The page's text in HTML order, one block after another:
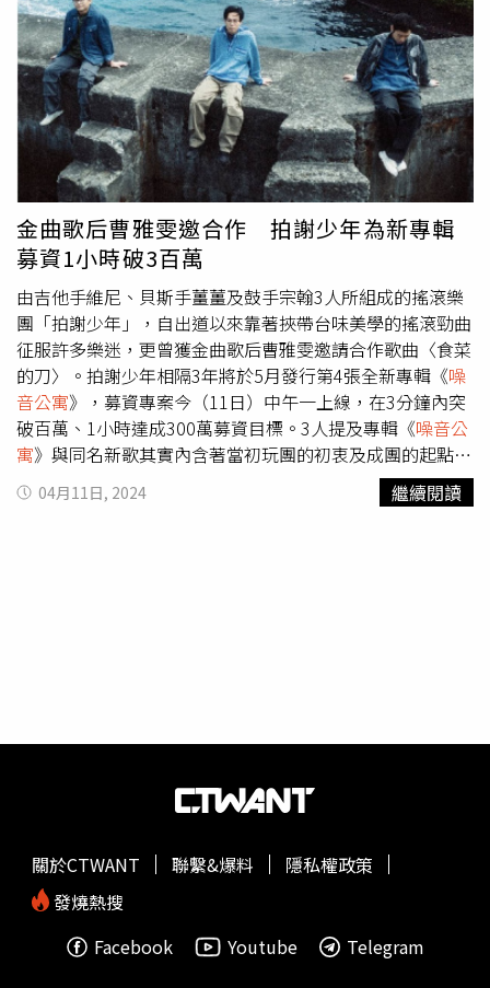
Ko 〈也許我見不到你了〉／《劉暐個人專輯》／劉暐■ 最
佳嘻哈專輯獎《心》／阿跨面《BS》／wannasleep &
Gummy B《THE ONE GOT C.H.A.N.G.E.s.》／
2CHANGE《Love Hereafter》／Dac《三不管》／
SmashRegz■ 最佳嘻哈歌曲獎〈陷眠〉／《心》／阿跨面
〈ABC〉／《BS》／wannasleep & Gummy B〈熬辣醬〉
／《Study (of) Breaks》／Flowstrong （共同創作人：
DaBao 大寶）〈如何三天內成為饒舌歌手？〉／《三不
管》／SmashRegz〈不眨眼的人〉／《迴旋樓梯》／神經
元〈One More (feat. LEO37, DCIV, Dac, Lazy Habits, Star
Wu, 謝明諺)〉／《One More》／Robot Swing （共同創作
人： DCIV）■ 最佳電音專輯獎《淒惻秩序》／
Dizparity《胎內》／呂紹淳《HEMI DEMI SEMI》／
Freedom Beat & cheer《美麗的灣》／笑琴■ 最佳電音歌
曲獎〈fakeloh 石化 〉／《HIA－自然的脈動》／幽法〈自
我排空 〉／《淒惻秩序》／Dizparity 〈宇〉／《胎內》／
呂紹淳〈在石頭縫隙間〉／《HEMI DEMI SEMI》／
Freedom Beat & cheer 〈美麗的灣〉／《美麗的灣》／笑
琴■ 最佳爵士專輯獎《Pluto Potato》／Plutato《Our
Waning Love》／謝明諺《內建系統》／魯千千《繞．境》
YELLOW 黃宣〉／《水性揚花》／SOPHY 王嘉儀
希〈Beach Song〉／《Love Hereafter》／
Dac〈WET/DRY〉／《我在這裡》／問題總部〈SEX TAPE〉
花》／SOPHY 王嘉儀《種子》／舞炯恩 Utjung(舞炯恩加以
法利得)《I'mdifficult》／我是機車少女《Hotel La Rut (破
室從無到有共花了「一台入門進口車」的錢，儘管把成團至
今的存的團費都投入，但後續在音樂上的收穫卻是源源不
絕，鼓手宗翰表示：「終於有個空間讓我們可以在裡面好好
練團、創作，這是最棒的事了。」拍謝少年回想起過去在家
編曲時曾因為音量太大而被鄰居抗議而讓住對面的阿姨破口
大罵的往事，沒想到相隔十多年搬到屬於自己的練團錄音
室，卻還是發生「 噪音公寓」事件，原來拍謝少年在錄製
噪音公寓〉這首歌的電吉他部分時，因為音量過大穿透了
原本妥善的隔音設備，不小心打擾了鄰居作息而被抗議，讓
他們不但鄭重跟鄰居道歉，更反省自己要妥善規劃時間錄
音，宗翰自嘲說：「這大概是這張專輯已經開始發威的前兆
吧！」除了勇敢圓夢砸錢打造自己的練團錄音室，過往喜歡
用音樂讓畫面說故事的拍謝少年，這次〈噪音公寓〉的MV
中更踏出第一步首次嘗試自己主演，透過一間有時代感的民
宿公寓，讓身為主角的自己身處其中展現飆音樂的快感，讓
當年的「 噪音公寓」回憶隨著前衛性影像視覺呈現出來，團
員薑薑透露：「由於導演也是來過我們公寓好幾次的老朋
友，對我們當年的『噪音公寓』非常熟悉，也因此在開拍時
打開美術場景時，當年公寓的即視感瞬間湧現，頓時感覺回
到當年一起鬼混的地方，也把那個年代喜歡次文化的少年仔
金曲歌后曹雅雯邀合作 拍謝少年為新專輯
募資1小時破3百萬
由吉他手維尼、貝斯手薑薑及鼓手宗翰3人所組成的搖滾樂
團「拍謝少年」，自出道以來靠著挾帶台味美學的搖滾勁曲
征服許多樂迷，更曾獲金曲歌后曹雅雯邀請合作歌曲〈食菜
的刀〉。拍謝少年相隔3年將於5月發行第4張全新專輯《噪
音公寓》，募資專案今（11日）中午一上線，在3分鐘內突
破百萬、1小時達成300萬募資目標。3人提及專輯《噪音公
寓》與同名新歌其實內含著當初玩團的初衷及成團的起點，
薑薑透露這4個字原是最早3人合租公寓的wifi名稱，「團快
二十年了，喜歡搖滾樂的心情好像沒有什麼改變，如果說我
預警「早洩」8月24日首攻北流開唱的好消息，宣告「雙喜
暴動。今新專輯一舉突破3年前的募資金額，更成為台灣樂
團募資no.1的保持者，隨著募資達標300萬，拍謝少年募資
的達標周邊商品「虱目魚地毯」也解鎖。被問到如果「超
標」募到1千萬會如何答謝樂迷？團員薑薑發豪語「想辦免
費喝酒趴」請大家，更笑說：「直接辦一個大趴體邀請這些
04月11日, 2024 繼續閱讀
關於CTWANT 聯繫&爆料
隱私權政策
發燒熱搜
Facebook
Youtube Telegram